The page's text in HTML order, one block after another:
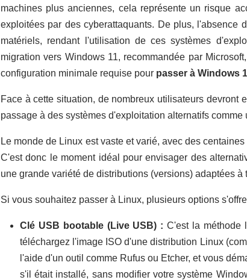
machines plus anciennes, cela représente un risque
exploitées par des cyberattaquants. De plus, l'absence
matériels, rendant l'utilisation de ces systèmes
migration vers Windows 11, recommandée par
configuration minimale requise pour passer à Windows
Face à cette situation, de nombreux utilisateurs
passage à des systèmes d'exploitation alternatifs comme
Le monde de Linux est vaste et varié, avec des
C'est donc le moment idéal pour envisager des
une grande variété de distributions (versions) adaptées à
Si vous souhaitez passer à Linux, plusieurs options
Clé USB bootable (Live USB) : C'est la méthode
téléchargez l'image ISO d'une distribution Linux
l'aide d'un outil comme Rufus ou Etcher, et vous
s'il était installé, sans modifier votre système